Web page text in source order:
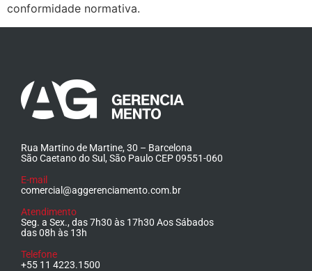
conformidade normativa.
Rua Martino de Martine, 30 – Barcelona
São Caetano do Sul, São Paulo CEP 09551-060
E-mail
comercial@aggerenciamento.com.br
Atendimento
Seg. a Sex., das 7h30 às 17h30 Aos Sábados
das 08h às 13h
Telefone
+55 11 4223.1500